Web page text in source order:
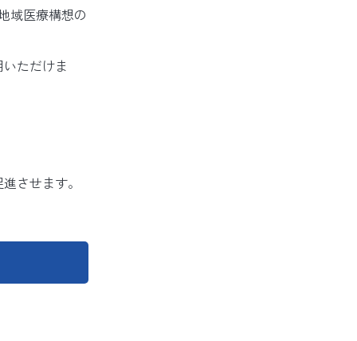
域医療構想の
ただけま
させます。